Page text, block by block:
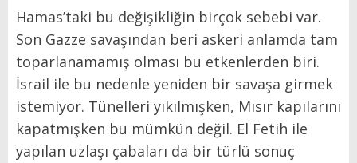
Hamas’taki bu değişikliğin birçok sebebi var.
Son Gazze savaşından beri askeri anlamda tam
toparlanamamış olması bu etkenlerden biri.
İsrail ile bu nedenle yeniden bir savaşa girmek
istemiyor. Tünelleri yıkılmışken, Mısır kapılarını
kapatmışken bu mümkün değil. El Fetih ile
yapılan uzlaşı çabaları da bir türlü sonuç